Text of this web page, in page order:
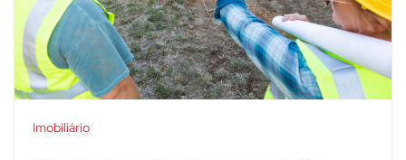
Imobiliário